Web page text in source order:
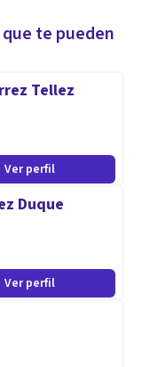
te pueden
Tellez
Ver perfil
Duque
Ver perfil